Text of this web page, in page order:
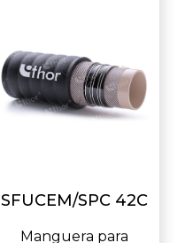
SFUCEM/SPC 42C
Manguera para